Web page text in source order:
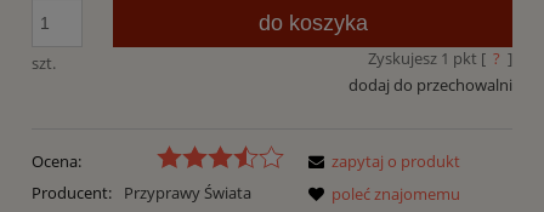
szt.
do koszyka
Zyskujesz 1 pkt [ ? ]
dodaj do przechowalni
Ocena:
Producent:
Przyprawy Świata
zapytaj o produkt
poleć znajomemu